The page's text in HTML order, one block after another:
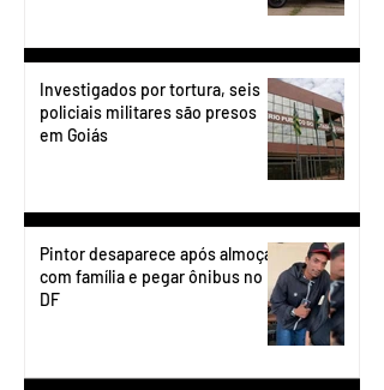
Investigados por tortura, seis
policiais militares são presos
em Goiás
Pintor desaparece após almoçar
com família e pegar ônibus no
DF